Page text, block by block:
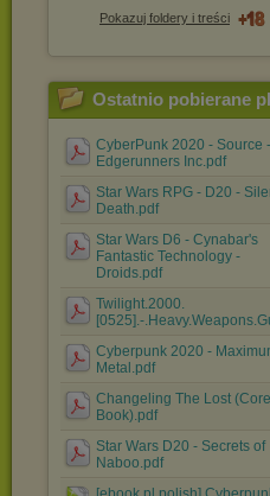
Pokazuj foldery i treści
Ostatnio pobierane
CyberPunk 2020 - Source -
Edgerunners Inc.pdf
Star Wars RPG - D20 -
Death.pdf
Star Wars D6 - Cynabar's
Fantastic Technology -
Droids.pdf
Twilight.2000.
[0525].-
Cyberpunk 2020 -
Metal.pdf
Changeling The Lost (Core
Book).pdf
Star Wars D20 - Secrets of
Naboo.pdf